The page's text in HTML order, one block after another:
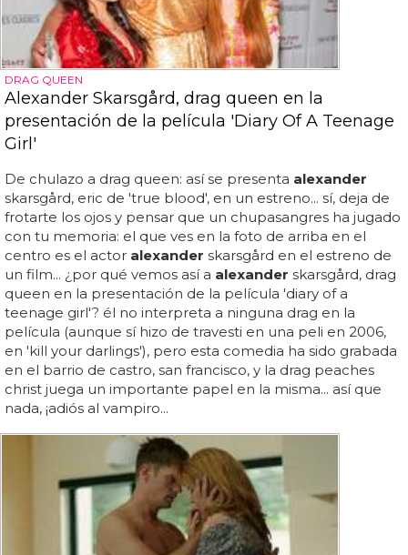
DRAG QUEEN
Alexander Skarsgård, drag queen en la
presentación de la película 'Diary Of A Teenage
Girl'
De chulazo a drag queen: así se presenta alexander
skarsgård, eric de 'true blood', en un estreno... sí, deja de
frotarte los ojos y pensar que un chupasangres ha jugado
con tu memoria: el que ves en la foto de arriba en el
centro es el actor alexander skarsgård en el estreno de
un film... ¿por qué vemos así a alexander skarsgård, drag
queen en la presentación de la película 'diary of a
teenage girl'? él no interpreta a ninguna drag en la
película (aunque sí hizo de travesti en una peli en 2006,
en 'kill your darlings'), pero esta comedia ha sido grabada
en el barrio de castro, san francisco, y la drag peaches
christ juega un importante papel en la misma... así que
nada, ¡adiós al vampiro...